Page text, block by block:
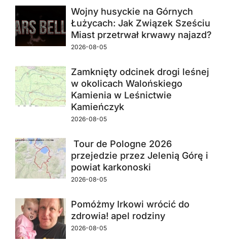
Wojny husyckie na Górnych
Łużycach: Jak Związek Sześciu
Miast przetrwał krwawy najazd?
2026-08-05
Zamknięty odcinek drogi leśnej
w okolicach Walońskiego
Kamienia w Leśnictwie
Kamieńczyk
2026-08-05
Tour de Pologne 2026
przejedzie przez Jelenią Górę i
powiat karkonoski
2026-08-05
Pomóżmy Irkowi wrócić do
zdrowia! apel rodziny
2026-08-05